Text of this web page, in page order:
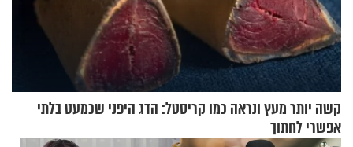
קשה יותר מעץ ונראה כמו קריסטל: הדג היפני שכמעט בלתי
אפשרי לחתוך